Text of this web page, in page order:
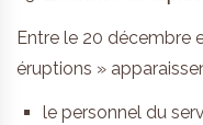
Entre le 20 décembre
éruptions »
le personnel du